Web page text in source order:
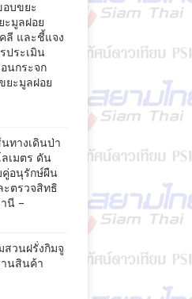
อบขยะ
ะมูลฝอย
ลี และชี้แจง
ประเมิน
นกระจก
ยะมูลฝอย
ทางเดินป่า
ลเมตร ดัน
คู่อนุรักษ์ผืน
ตรวจสิทธิ
นี –
สวนฝรั่งกิมจู
านสินค้า